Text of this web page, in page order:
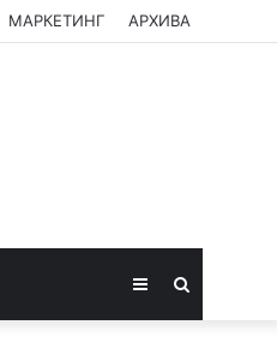
МАРКЕТИНГ АРХИВА
Sidebar